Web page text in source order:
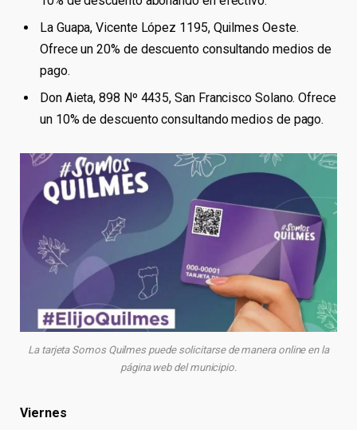
La Guapa, Vicente López 1195, Quilmes Oeste.
Ofrece un 20% de descuento consultando medios de
pago.
Don Aieta, 898 Nº 4435, San Francisco Solano. Ofrece
un 10% de descuento consultando medios de pago.
La tarjeta Somos Quilmes puede solicitarse de manera online en la
página web del municipio.
Viernes